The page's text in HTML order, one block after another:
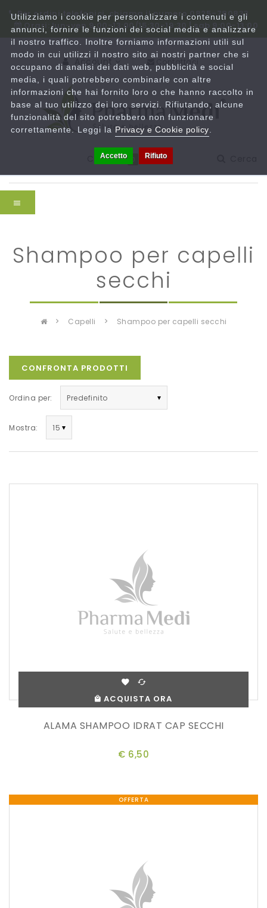
Per ordini telefonici, chiama il numero 0825-780833
Orari: lun-ven 9:00-13:00/15:30-19:30 | sab 9:00-13:00
Account Contattaci
Carrello
shampoo per capelli
secchi
capelli shampoo per capelli secchi
CONFRONTA PRODOTTI
Ordina per:
Mostra:
ACQUISTA ORA
ALAMA SHAMPOO IDRAT CAP SECCHI
€ 6,50
OFFERTA
Utilizziamo i cookie per personalizzare i contenuti e gli
annunci, fornire le funzioni dei social media e analizzare
il nostro traffico. Inoltre forniamo informazioni utili sul
modo in cui utilizzi il nostro sito ai nostri partner che si
occupano di analisi dei dati web, pubblicità e social
media, i quali potrebbero combinarle con altre
informazioni che hai fornito loro o che hanno raccolto in
base al tuo utilizzo dei loro servizi. Rifiutando, alcune
funzionalità del sito potrebbero non funzionare
correttamente. Leggi la Privacy e Cookie policy
Accetto Rifiuto